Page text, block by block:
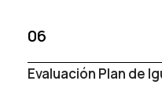
06
Evaluación Plan de